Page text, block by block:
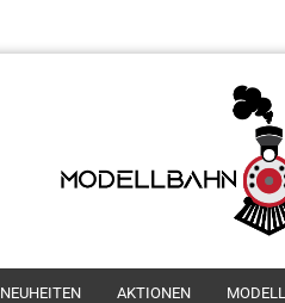
NEUHEITEN AKTIONEN